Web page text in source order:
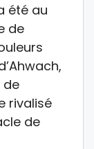
été au
de
de
rivalisé
de